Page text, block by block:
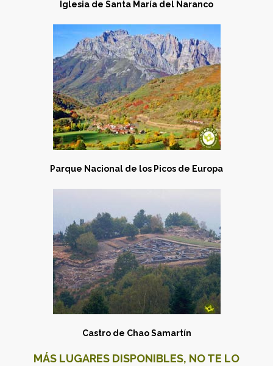
Iglesia de Santa María del Naranco
Parque Nacional de los Picos de Europa
Castro de Chao Samartín
MÁS LUGARES DISPONIBLES, NO TE LO